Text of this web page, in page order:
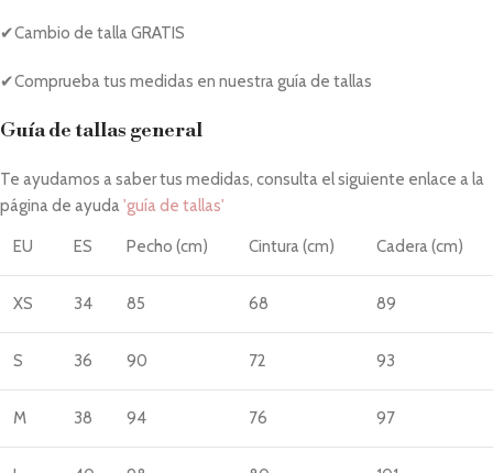
✔Cambio de talla GRATIS
✔Comprueba tus medidas en nuestra guía de tallas
Guía de tallas general
Te ayudamos a saber tus medidas, consulta el siguiente enlace a la
página de ayuda'guía de tallas'
EU ES Pecho (cm) Cintura (cm) Cadera (cm)
XS 34 85 68 89
S 36 90 72 93
M 38 94 76 97